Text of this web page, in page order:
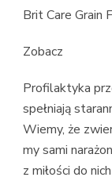
Brit Care Grain
Zobacz
Profilaktyka
spełniają
Wiemy, że
my sami
z miłości do